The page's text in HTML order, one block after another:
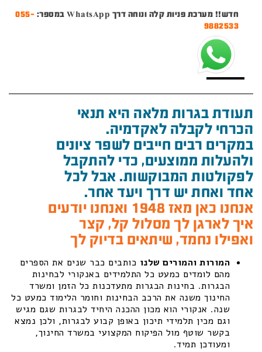
חדש!! מערכת פניות קלה ונוחה דרך WhatsApp במספר:
055-
9882533
תעודת בגרות מלאה היא תנאי
הכרחי לקבלה לאקדמיה.
במקרים רבים חייבים לשפר ציונים
ולהעלות ממוצעים, כדי להתקבל
לפקולטות המבוקשות. אבל לכל
אחד ואחת יש דרך ויעד אחר.
אנחנו כאן מאז 1948 ואנחנו יודעים
איך לארגן לך מסלול קל, קצר
ואפילו נחמד, שיתאים בדיוק לך
המורות והמורים שלנו כותבים כבר שנים את הספרים
מהם לומדים כמעט כל התלמידים באנקורי לבחינות
הבגרות. בחינות הבגרות מתעדכנות כל הזמן ומשרד
החינוך משנה את הרכב הבחינות וחומר הלימוד כמעט כל
שנה. אנקורי הוא מכון ההכנה היחיד לבגרות שגם מגיש
וגם מכין תלמידי תיכון באופן קבוע לבגרות, ולכן נמצא
בקשר שוטף מול הפיקוח המקצועי במשרד החינוך,
ומעודכן תמיד.